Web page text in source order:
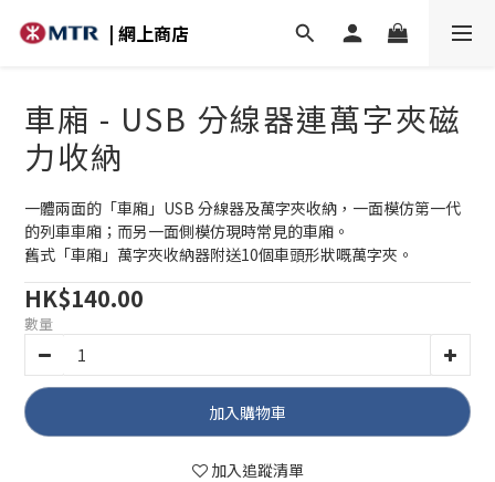
| 網上商店
車廂 - USB 分線器連萬字夾磁
力收納
一體兩面的「車廂」USB 分線器及萬字夾收納，一面模仿第一代
的列車車廂；而另一面側模仿現時常見的車廂。
舊式「車廂」萬字夾收納器附送10個車頭形狀嘅萬字夾。
HK$140.00
數量
加入購物車
加入追蹤清單